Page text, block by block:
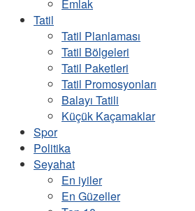
Emlak
Tatil
Tatil Planlaması
Tatil Bölgeleri
Tatil Paketleri
Tatil Promosyonları
Balayı Tatili
Küçük Kaçamaklar
Spor
Politika
Seyahat
En iyiler
En Güzeller